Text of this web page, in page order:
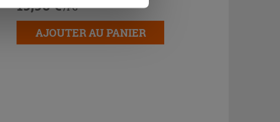
19,90 € /PC
AJOUTER AU PANIER